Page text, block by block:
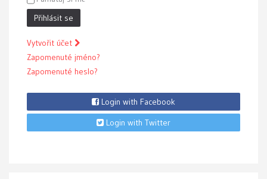
Přihlásit se
Vytvořit účet
Zapomenuté jméno?
Zapomenuté heslo?
Login with Facebook
Login with Twitter